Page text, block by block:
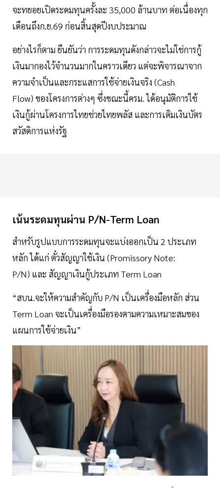
จะทยอยเปิดระดมทุนครั้งละ 35,000 ล้านบาท ต่อเนื่องทุก
เดือนถึงก.ย.69 ก่อนสิ้นสุดปีงบประมาณ
อย่างไรก็ตาม ยืนยันว่า การระดมทุนดังกล่าวจะไม่ใช่การกู้
เงินมากองไว้จำนวนมากในคราวเดียว แต่จะพิจารณาจาก
ความจำเป็นและกระแสการใช้จ่ายเงินจริง (Cash
Flow) ของโครงการต่างๆ ซึ่งขณะนี้ครม. ได้อนุมัติการใช้
เงินกู้ผ่านโครงการไทยช่วยไทยพลัส และการเติมเงินบัตร
สวัสดิการแห่งรัฐ
เน้นระดมทุนผ่าน P/N-Term Loan
สำหรับรูปแบบการระดมทุนจะแบ่งออกเป็น 2 ประเภท
หลัก ได้แก่ ตั๋วสัญญาใช้เงิน (Promissory Note:
P/N) และ สัญญาเงินกู้ประเภท Term Loan
“สบน.จะให้ความสำคัญกับ P/N เป็นเครื่องมือหลัก ส่วน
Term Loan จะเป็นเครื่องมือรองตามความเหมาะสมของ
แผนการใช้จ่ายเงิน”